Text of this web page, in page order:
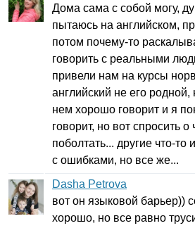
Дома сама с собой могу,
пытаюсь на английском,
потом почему-то
говорить с реальными
привели нам на курсы
английский не его
нем хорошо говорит и я
говорит, но вот спросить о
поболтать... другие что-то
с ошибками, но все же...
Dasha Petrova
вот он языковой барьер))
хорошо, но все равно